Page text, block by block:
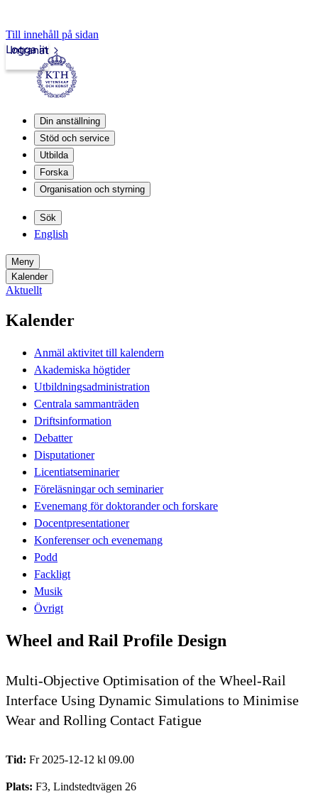
Till innehåll på sidan
Intranät
Logga in
Din anställning
Stöd och service
Utbilda
Forska
Organisation och styrning
Sök
English
Meny
Kalender
Aktuellt
Kalender
Anmäl aktivitet till kalendern
Akademiska högtider
Utbildningsadministration
Centrala sammanträden
Driftsinformation
Debatter
Disputationer
Licentiatseminarier
Föreläsningar och seminarier
Evenemang för doktorander och forskare
Docentpresentationer
Konferenser och evenemang
Podd
Fackligt
Musik
Övrigt
Wheel and Rail Profile Design
Multi-Objective Optimisation of the Wheel-Rail
Interface Using Dynamic Simulations to Minimise
Wear and Rolling Contact Fatigue
Tid: Fr 2025-12-12 kl 09.00
Plats: F3, Lindstedtvägen 26